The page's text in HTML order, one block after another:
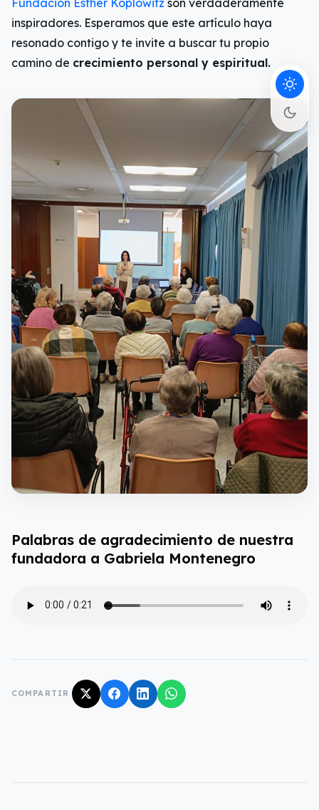
Fundación Esther Koplowitz son verdaderamente
inspiradores. Esperamos que este artículo haya
resonado contigo y te invite a buscar tu propio
camino de crecimiento personal y espiritual.
Palabras de agradecimiento de nuestra
fundadora a Gabriela Montenegro
COMPARTIR